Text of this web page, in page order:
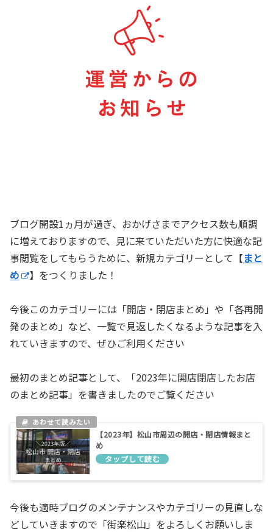
ブログ開設1ヵ月が過ぎ、おかげさまでアクセス数も順調
に増えておりますので、見に来ていただいた方に快適な記
事閲覧をしてもらうために、新規カテゴリーとして【まと
め
】をつくりました！
今後このカテゴリーには「開店・閉店まとめ」や「各再開
発のまとめ」など、一覧で見返したくなるような記事を入
れていきますので、ぜひご利用ください
最初のまとめ記事として、「2023年に開店閉店したお店
のまとめ記事」を書きましたのでご覧ください
【2023年】松山市周辺の開店・閉店情報まと
め
今後も適時ブログのメンテナンスやカテゴリーの見直しな
どしていきますので「街楽松山」をよろしくお願いしま